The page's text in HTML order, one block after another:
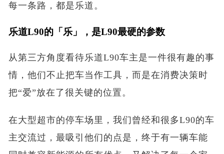
每一条路，都是乐道。
乐道L90的「乐」，是L90最硬的参数
从第三方角度看待乐道L90车主是一件很有趣的事
情，他们不止把车当作工具，而是在消费决策时
把“爱”放在了很关键的位置。
在大型超市的停车场里，我们曾经和很多L90的车
主交流过，最吸引他们的点是，终于有一辆车能